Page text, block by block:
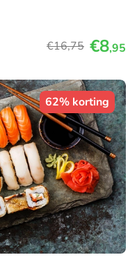
€16,75 €8,95
62% korting